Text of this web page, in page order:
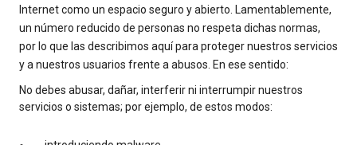
Internet como un espacio seguro y abierto. Lamentablemente,
un número reducido de personas no respeta dichas normas,
por lo que las describimos aquí para proteger nuestros servicios
y a nuestros usuarios frente a abusos. En ese sentido:
No debes abusar, dañar, interferir ni interrumpir nuestros
servicios o sistemas; por ejemplo, de estos modos: